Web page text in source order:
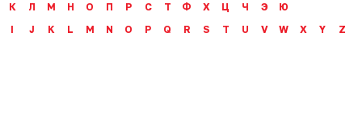
К Л М Н О П Р С Т Ф Х Ц Ч Э
Ю
I J K L M N O P Q R S T U V W X Y Z